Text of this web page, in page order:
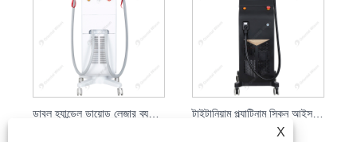
ডাবল হ্যান্ডেল ডায়োড লেজার ব্যথামুক্ত চুল অপসারণ
X